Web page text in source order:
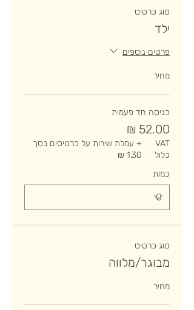
סוג כרטיס
ילד
פרטים נוספים
מחיר
כניסה חד פעמית
VAT
כלול
+ עמלת שירות על כרטיסים בסך
כמות
סוג כרטיס
מבוגר/מלווה
מחיר